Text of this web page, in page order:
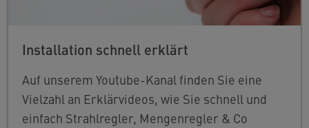
Installation schnell erklärt
Auf unserem Youtube-Kanal finden Sie eine
Vielzahl an Erklärvideos, wie Sie schnell und
einfach Strahlregler, Mengenregler & Co